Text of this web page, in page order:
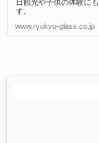
日観光や子供の体験に
す。
www.ryukyu-glass.co.jp